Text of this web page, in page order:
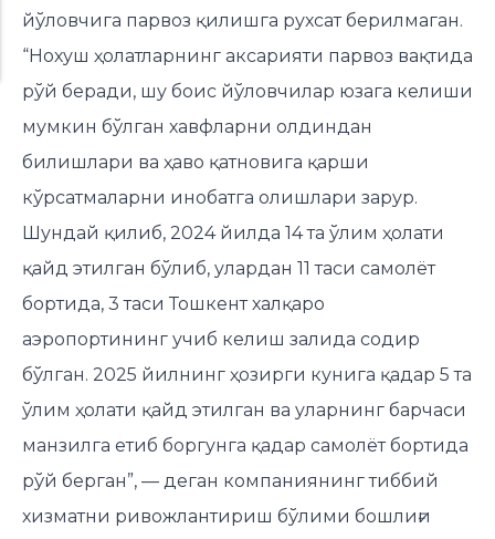
йўловчига парвоз қилишга рухсат берилмаган.
“Нохуш ҳолатларнинг аксарияти парвоз вақтида
рўй беради, шу боис йўловчилар юзага келиши
мумкин бўлган хавфларни олдиндан
билишлари ва ҳаво қатновига қарши
кўрсатмаларни инобатга олишлари зарур.
Шундай қилиб, 2024 йилда 14 та ўлим ҳолати
қайд этилган бўлиб, улардан 11 таси самолёт
бортида, 3 таси Тошкент халқаро
аэропортининг учиб келиш залида содир
бўлган. 2025 йилнинг ҳозирги кунига қадар 5 та
ўлим ҳолати қайд этилган ва уларнинг барчаси
манзилга етиб боргунга қадар самолёт бортида
рўй берган”, — деган компаниянинг тиббий
хизматни ривожлантириш бўлими бошлиғи